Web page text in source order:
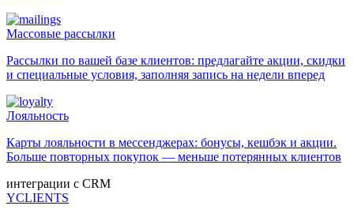
Массовые рассылки
Рассылки по вашей базе клиентов: предлагайте акции, скидки
и специальные условия, заполняя запись на недели вперед
Лояльность
Карты лояльности в мессенджерах: бонусы, кешбэк и акции.
Больше повторных покупок — меньше потерянных клиентов
интеграции с CRM
YCLIENTS